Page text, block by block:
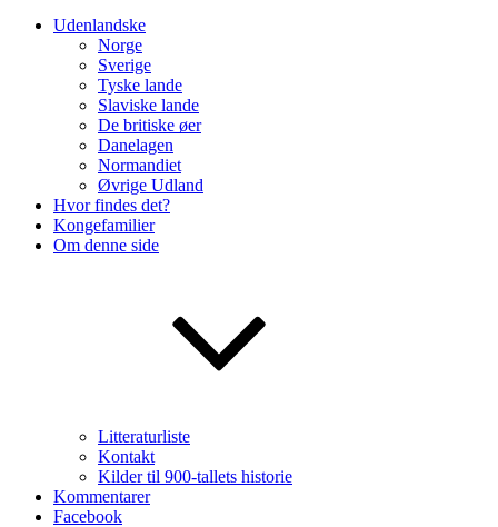
Udenlandske
Norge
Sverige
Tyske lande
Slaviske lande
De britiske øer
Danelagen
Normandiet
Øvrige Udland
Hvor findes det?
Kongefamilier
Om denne side
Litteraturliste
Kontakt
Kilder til 900-tallets historie
Kommentarer
Facebook